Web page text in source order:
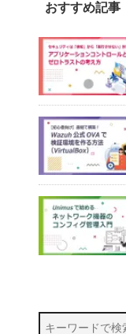
おすすめ記事